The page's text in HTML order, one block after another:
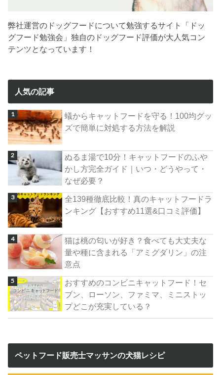
弊社運営のドッグフードについて勉強するサイト「ドッ
グフード勉強会」独自のドッグフード評価が大人気コン
テンツとなっています！
人気の記事
蟻からキャットフードを守る！100均グッ
ズで簡単に対処する方法を解説
ぬるま湯で10分！キャットフードのふや
かし方完全ガイド｜いつ・どうやって・
なぜ必要？
全139種徹底比較！真のキャットフードラ
ンキング【おすすめ11選&口コミ評価】
猫は桃の匂いが好き？食べても大丈夫な
量や種に含まれる「アミグダリン」の注
意点
おすすめのコンビニキャットフード！セ
ブン、ローソン、ファミマ、ミニストッ
プどこが充実している？
ペットフード販売士マッサンの犬猫レシピ